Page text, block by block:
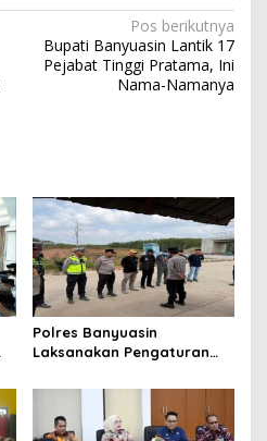
Pos berikutnya
Bupati Banyuasin Lantik 17
Pejabat Tinggi Pratama, Ini
Nama-Namanya
Polres Banyuasin
Laksanakan Pengaturan
Pintu Tol Pulau Rimau